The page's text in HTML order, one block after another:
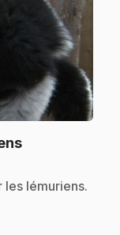
.
les lémuriens.